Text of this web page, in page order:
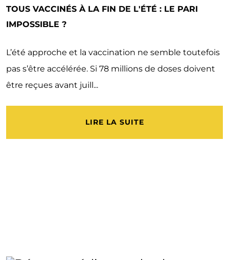
TOUS VACCINÉS À LA FIN DE L'ÉTÉ : LE PARI
IMPOSSIBLE ?
L’été approche et la vaccination ne semble toutefois
pas s’être accélérée. Si 78 millions de doses doivent
être reçues avant juill...
LIRE LA SUITE